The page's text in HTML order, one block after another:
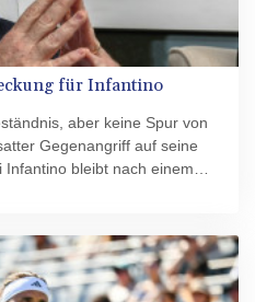
für Infantino
aber keine Spur von
Gegenangriff auf seine
Infantino bleibt nach einem
Weltverband am späten
Funktionären im FIFA-
erfahren.